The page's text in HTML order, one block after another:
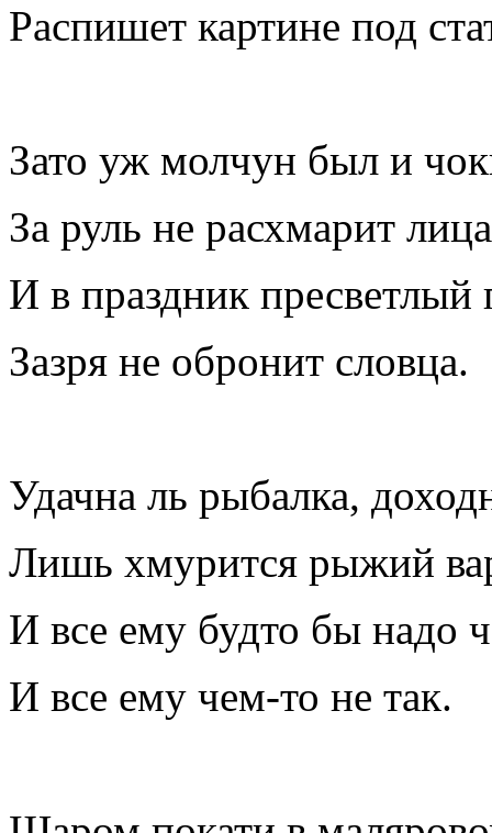
Распишет картине под
Зато уж молчун был и
За руль не расхмарит
И в праздник пресветлый
Зазря не обронит словца.
Удачна ль рыбалка,
Лишь хмурится рыжий
И все ему будто бы надо
И все ему чем-то не так.